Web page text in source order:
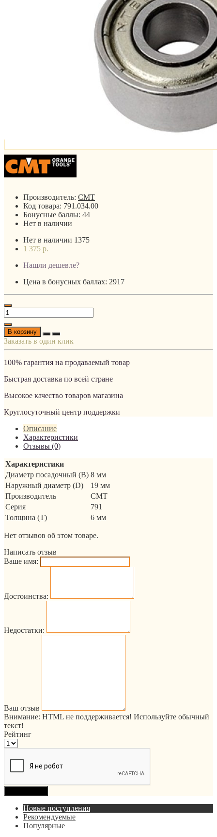
Производитель: CMT
Код товара: 791.034.00
Бонусные баллы: 44
Нет в наличии
Нет в наличии 1375
1 375 р.
Нашли дешевле?
Цена в бонусных баллах: 2917
В корзину
Заказать в один клик
100% гарантия на продаваемый товар
Быстрая доставка по всей стране
Высокое качество товаров магазина
Круглосуточный центр поддержки
Описание
Характеристики
Отзывы (0)
Характеристики
Диаметр посадочный (B) 8 мм
Наружный диаметр (D)
19 мм
Производитель
CMT
Серия
791
Толщина (T)
6 мм
Нет отзывов об этом товаре.
Написать отзыв
Ваше имя:
Достоинства:
Недостатки:
Ваш отзыв
Внимание: HTML не поддерживается! Используйте обычный
текст!
Рейтинг
Новые поступления
Рекомендуемые
Популярные